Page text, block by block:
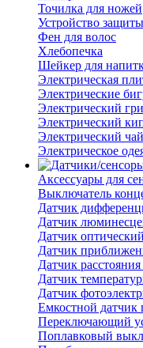
Точилка для ножей
Устройство
Фен для волос
Хлебопечка
Шейкер для
Электрическая
Электрические
Электрический
Электрический
Электрический
Электрическое
Аксессуары для
Выключатель
Датчик
Датчик
Датчик
Датчик
Датчик
Датчик
Датчик
Емкостной
Переключающий
Поплавковый